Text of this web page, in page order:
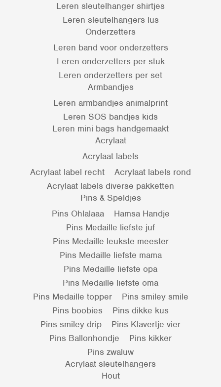
Leren sleutelhanger shirtjes
Leren sleutelhangers lus
Onderzetters
Leren band voor onderzetters
Leren onderzetters per stuk
Leren onderzetters per set
Armbandjes
Leren armbandjes animalprint
Leren SOS bandjes kids
Leren mini bags handgemaakt
Acrylaat
Acrylaat labels
Acrylaat label recht
Acrylaat labels rond
Acrylaat labels diverse pakketten
Pins & Speldjes
Pins Ohlalaaa
Hamsa Handje
Pins Medaille liefste juf
Pins Medaille leukste meester
Pins Medaille liefste mama
Pins Medaille liefste opa
Pins Medaille liefste oma
Pins Medaille topper
Pins smiley smile
Pins boobies
Pins dikke kus
Pins smiley drip
Pins Klavertje vier
Pins Ballonhondje
Pins kikker
Pins zwaluw
Acrylaat sleutelhangers
Hout